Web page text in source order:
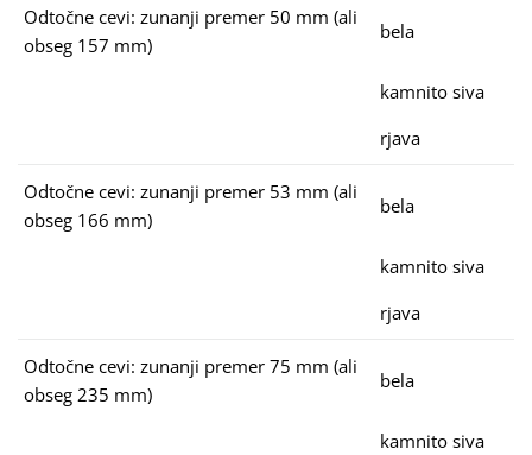
Odtočne cevi: zunanji premer 50 mm (ali
obseg 157 mm)
bela
kamnito siva
rjava
Odtočne cevi: zunanji premer 53 mm (ali
obseg 166 mm)
bela
kamnito siva
rjava
Odtočne cevi: zunanji premer 75 mm (ali
obseg 235 mm)
bela
kamnito siva